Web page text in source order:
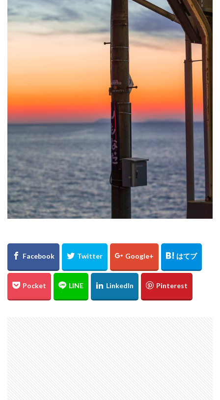
広島県
石手寺
地御前
夜明け
ＵＦＯ林道 高知県 愛媛県
夕景
棚田
玄界灘 浜野浦 佐賀県
裏見の滝
NDフィルター
花火
ＵＦＯライン
呉市
℃℃℃
高日神社 紅葉
ドリミネーション
ライトアップ
縮景園
大イチョウ 島根県
金言寺
高知圏
UFO林道 白バック
松山
会沢翼 會澤翼
ジブリの大博覧会
ジブリ
ブラタモリ
白兎神社
内海大橋
夕日 姪っ子 広島市
仁王門
萩反射炉
菊ヶ浜 広島県立美術館
ネコバス
荒谷山
雲海 菊池涼介
鈴木誠也
新井さん
検索